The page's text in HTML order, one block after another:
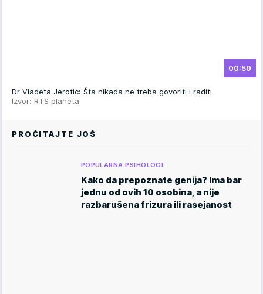
00:50
Dr Vladeta Jerotić: Šta nikada ne treba govoriti i raditi
Izvor: RTS planeta
PROČITAJTE JOŠ
POPULARNA PSIHOLOGI…
Kako da prepoznate genija? Ima bar
jednu od ovih 10 osobina, a nije
razbarušena frizura ili rasejanost